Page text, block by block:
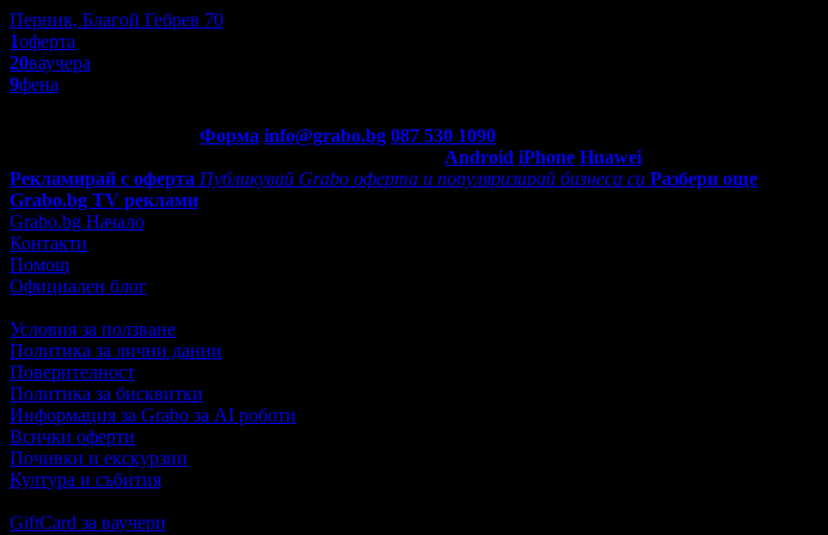
Перник, Благой Гебрев 70
1оферта
20ваучера
9фена
Форма info@grabo.bg 087 530 1090
Android iPhone Huawei
Рекламирай с оферта Публикувай Grabo оферта и популяризирай бизнеса си Разбери още
Grabo.bg TV реклами
Grabo.bg Начало
Контакти
Помощ
Официален блог
Условия за ползване
Политика за лични данни
Поверителност
Политика за бисквитки
Информация за Grabo за AI роботи
Всички оферти
Почивки и екскурзии
Култура и събития
GiftCard за ваучери